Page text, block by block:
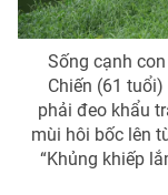
Sống cạnh
Chiến (61
phải đeo khẩu
mùi hôi bốc lên
“Khủng khiếp